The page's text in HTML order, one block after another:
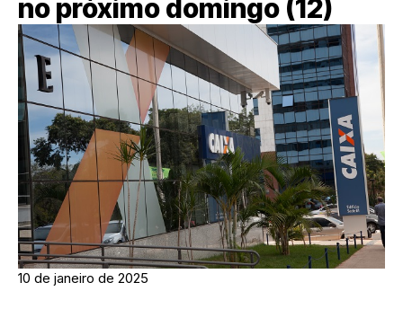
no próximo domingo (12)
10 de janeiro de 2025